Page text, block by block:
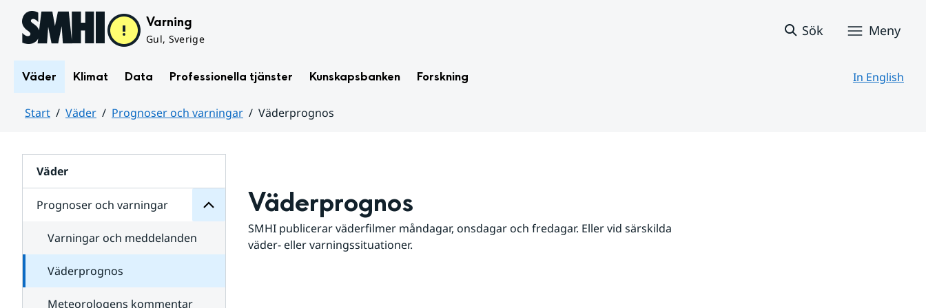
Hoppa till sidans innehåll Varning
Gul, Sverige
Sök Meny
Väder Klimat Data Professionella tjänster Kunskapsbanken Forskning In English
Start Väder Prognoser och varningar
Väderprognos
Väder
Prognoser och varningar
för
varningar
Varningar och meddelanden
Väderprognos
Meteorologens kommentar
Väderprognos
SMHI publicerar väderfilmer måndagar, onsdagar och fredagar. Eller vid särskilda
väder- eller varningssituationer.